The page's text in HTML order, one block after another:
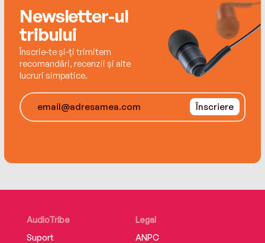
Newsletter-ul
tribului
Înscrie-te și-ți trimitem
recomandări, recenzii și alte
lucruri simpatice.
Înscriere
AudioTribe
Suport
Legal
ANPC